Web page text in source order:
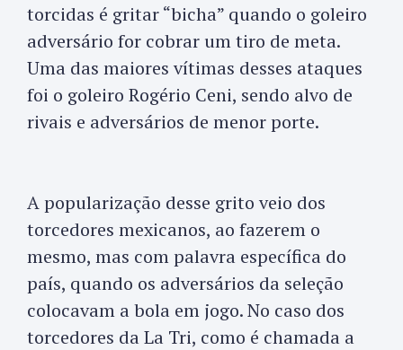
torcidas é gritar “bicha” quando o goleiro
adversário for cobrar um tiro de meta.
Uma das maiores vítimas desses ataques
foi o goleiro Rogério Ceni, sendo alvo de
rivais e adversários de menor porte.
A popularização desse grito veio dos
torcedores mexicanos, ao fazerem o
mesmo, mas com palavra específica do
país, quando os adversários da seleção
colocavam a bola em jogo. No caso dos
torcedores da La Tri, como é chamada a